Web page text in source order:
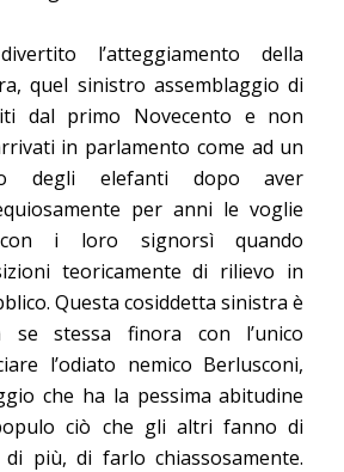
l’atteggiamento della
quel sinistro assemblaggio di
dal primo Novecento e non
in parlamento come ad un
degli elefanti dopo aver
per anni le voglie
i loro signorsì quando
teoricamente di rilievo in
Questa cosiddetta sinistra è
se stessa finora con l’unico
l’odiato nemico Berlusconi,
che ha la pessima abitudine
ciò che gli altri fanno di
più, di farlo chiassosamente.